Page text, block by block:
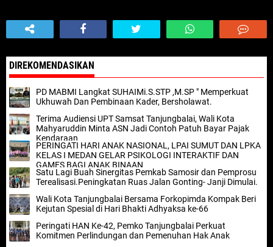
DIREKOMENDASIKAN
PD MABMI Langkat SUHAIMi.S.STP ,M.SP " Memperkuat
Ukhuwah Dan Pembinaan Kader, Bersholawat.
Terima Audiensi UPT Samsat Tanjungbalai, Wali Kota
Mahyaruddin Minta ASN Jadi Contoh Patuh Bayar Pajak
Kendaraan
PERINGATI HARI ANAK NASIONAL, LPAI SUMUT DAN LPKA
KELAS I MEDAN GELAR PSIKOLOGI INTERAKTIF DAN
GAMES BAGI ANAK BINAAN
Satu Lagi Buah Sinergitas Pemkab Samosir dan Pemprosu
Terealisasi.Peningkatan Ruas Jalan Gonting- Janji Dimulai.
Wali Kota Tanjungbalai Bersama Forkopimda Kompak Beri
Kejutan Spesial di Hari Bhakti Adhyaksa ke-66
Peringati HAN Ke-42, Pemko Tanjungbalai Perkuat
Komitmen Perlindungan dan Pemenuhan Hak Anak